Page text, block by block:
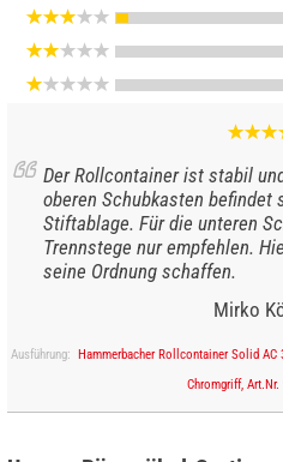
Der Rollcontainer ist stabil
oberen Schubkasten befindet
Stiftablage. Für die unteren
Trennstege nur empfehlen.
seine Ordnung schaffen.
Mirko
Ausführung:
Hammerbacher Rollcontainer Solid
Chromgriff,